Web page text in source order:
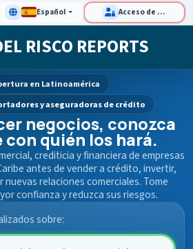
Español Acceso de clientes
RISCO REPORTS
en Latinoamérica
y aseguradoras de crédito
negocios, conozca
quién los hará.
crediticia y financiera de empresas
antes de vender a crédito, invertir,
relaciones comerciales. Tome
confianza y reduzca sus riesgos.
sobre: